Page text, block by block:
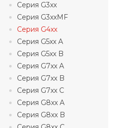
Серия G3xx
Серия G3xxMF
Серия G4xx
Серия G5xx A
Серия G5xx B
Серия G7xx A
Серия G7xx B
Серия G7xx C
Серия G8xx A
Серия G8xx B